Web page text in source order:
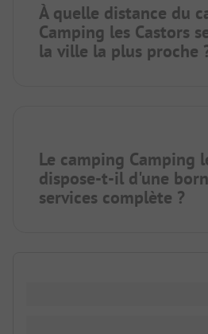
À quelle distance du
Camping les Castors
la ville la plus proche
Le camping Camping
dispose-t-il d'une
services complète ?